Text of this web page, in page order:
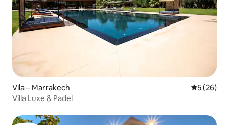
Vila – Marrakech Prosječna
5 (26)
Villa Luxe & Padel